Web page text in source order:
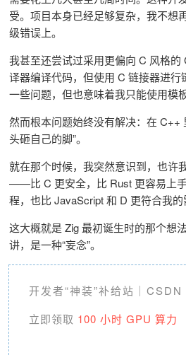
受。项目本身已经足够复杂，我不想
级错误上。
我甚至还尝试过采用更偏向 C 风格
译器编译代码，但使用 C 链接器进
一些问题，但也意味着我只能使用模
然而根本问题始终没有解决：在 C++
头砸自己的脚”。
就在那个时候，我突然意识到，也许
——比 C 更安全，比 Rust 更容易上
程，也比 JavaScript 和 D 更符合我的
这大概就是 Zig 最初诞生时的那个想
讲，是一种“妄念”。
开发者“神装”补给站｜
立即领取 100 小时 GPU 算力